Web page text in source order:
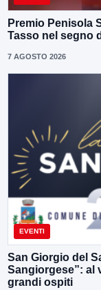
Premio Penisola
Tasso nel segno
7 AGOSTO 2026
EVENTI
San Giorgio del
Sangiorgese”: al
grandi ospiti